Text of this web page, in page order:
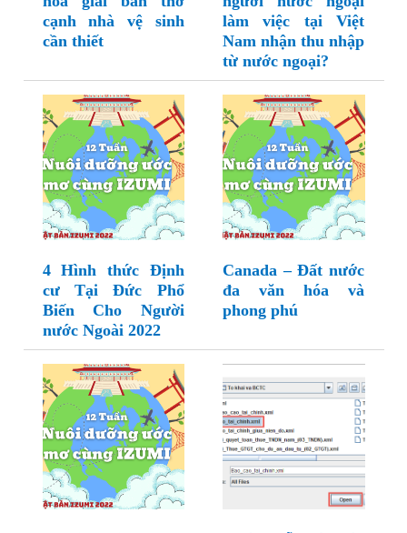
cạnh nhà vệ sinh
cần thiết
làm việc tại Việt
Nam nhận thu nhập
từ nước ngoại?
4 Hình thức Định
cư Tại Đức Phổ
Biến Cho Người
nước Ngoài 2022
Canada – Đất nước
đa văn hóa và
phong phú